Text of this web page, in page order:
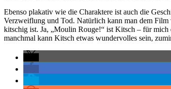
Ebenso plakativ wie die Charaktere ist auch die
Verzweiflung und Tod. Natürlich kann man dem
kitschig ist. Ja, „Moulin Rouge!“ ist Kitsch – für
manchmal kann Kitsch etwas wundervolles sein,